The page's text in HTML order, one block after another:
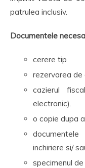
patrulea inclusiv.
Documentele
cerere tip
rezervarea de
cazierul
electronic).
o copie dupa
inchiriere si/
specimenul